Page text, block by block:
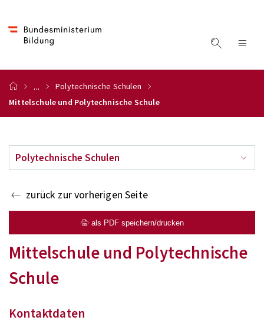
...
Polytechnische Schulen
Mittelschule und Polytechnische Schule
Polytechnische Schulen
zurück zur vorherigen Seite
als PDF speichern/drucken
Mittelschule und Polytechnische
Schule
Kontaktdaten